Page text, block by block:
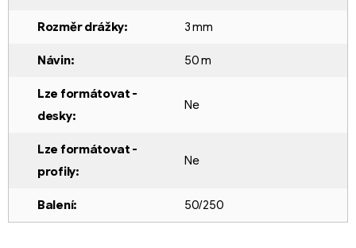
Rozměr drážky: 3 mm
Návin: 50 m
Lze formátovat -
desky:
Ne
Lze formátovat -
profily:
Ne
Balení: 50/250